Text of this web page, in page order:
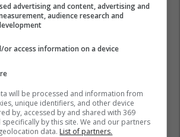
advertising and content, advertising and
audience research and
or access information on a device
will be processed and information from
unique identifiers, and other device
by, accessed by and shared with 369
by this site. We and our partners
data. List of partners.